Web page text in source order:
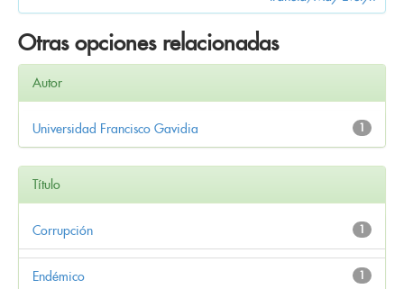
Otras opciones relacionadas
Autor
1
Universidad Francisco Gavidia
Título
1
Corrupción
1
Endémico